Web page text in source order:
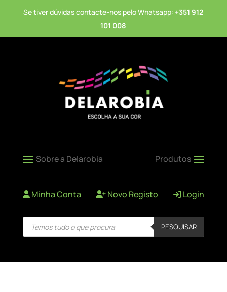
Se tiver dúvidas contacte-nos pelo Whatsapp: +351 912
101 008
Minha Conta Novo Registo Login
Products
search PESQUISAR